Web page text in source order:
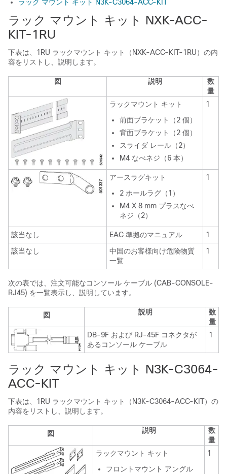
ラック マウント キット N3K-C3064-ACC-KIT
ラック マウント キット NXK-ACC-
KIT-1RU
下表は、1RU ラックマウント キット（NXK-ACC-KIT-1RU）の内
容をリストし、説明します。
図 説明
数
量
ラックマウント キット
前面ブラケット（2 個）
背面ブラケット（2 個）
スライダ レール（2）
M4 なべネジ（6 本）
1
アースラグキット
2 ホールラグ（1）
M4 X 8 mm プラスなべ
ネジ（2）
1
該当なし EAC 準拠のマニュアル
1
該当なし
中国のお客様向け危険物質
一覧
1
次の表では、注文可能なコンソール ケーブル (CAB-CONSOLE-
RJ45) を一覧表示し、説明しています。
図 説明
数
量
DB-9F および RJ-45F コネクタが
あるコンソール ケーブル
1
ラック マウント キット N3K-C3064-
ACC-KIT
下表は、1RU ラックマウント キット（N3K-C3064-ACC-KIT）の
内容をリストし、説明します。
図 説明
数
量
ラックマウント キット
フロントマウント アングル
1